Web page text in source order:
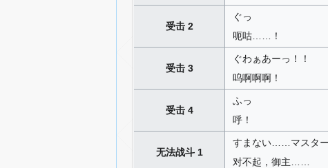
受击 2
ぐっ
呃咕……！
受击 3
ぐわぁあーっ！！
呜啊啊啊！
受击 4
ふっ
呼！
无法战斗 1
すまない……マスター
对不起，御主……